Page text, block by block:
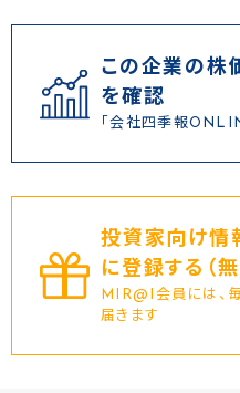
この企業の株
を確認
「会社四季報
投資家向け情
に登録する（無
MIR@I会員には、
届きます